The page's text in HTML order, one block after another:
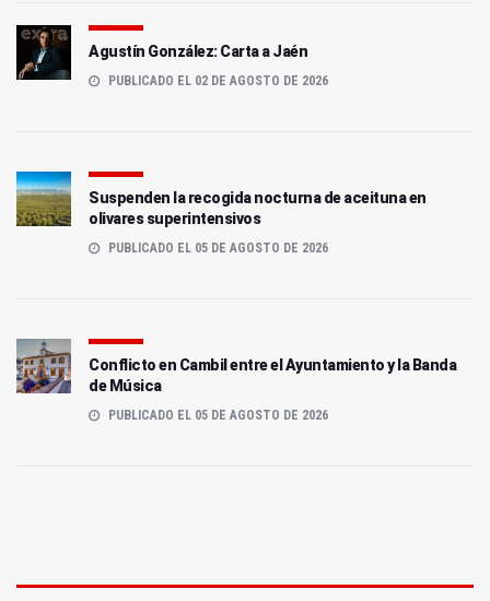
Agustín González: Carta a Jaén
PUBLICADO EL 02 DE AGOSTO DE 2026
Suspenden la recogida nocturna de aceituna en
olivares superintensivos
PUBLICADO EL 05 DE AGOSTO DE 2026
Conflicto en Cambil entre el Ayuntamiento y la Banda
de Música
PUBLICADO EL 05 DE AGOSTO DE 2026